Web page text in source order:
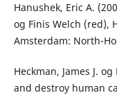
Hanushek, Eric A.
og Finis Welch (red),
Amsterdam: North-
Heckman, James J.
and destroy human